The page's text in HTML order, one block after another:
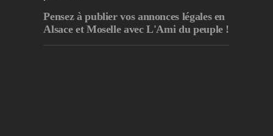
Pensez à publiervos annonces légales en
Alsace et Moselle avec L'Ami du peuple !